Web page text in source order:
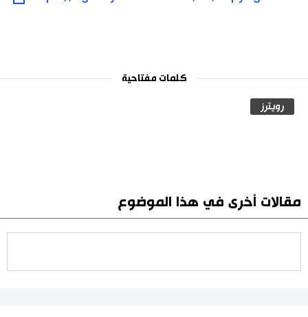
كلمات مفتاحية
رويترز
مقالات أخرى في هذا الموضوع